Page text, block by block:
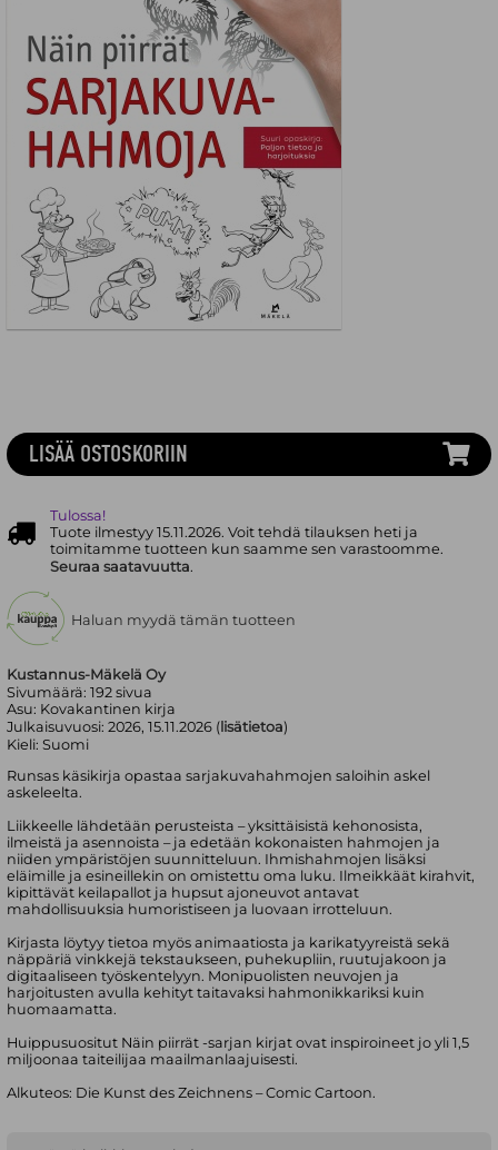
Kustannus-Mäkelä Oy
Sivumäärä:192 sivua
Asu: Kovakantinen kirja
Julkaisuvuosi:2026, 15.11.2026 ( lisätietoa)
Kieli:Suomi
Runsas käsikirja opastaa sarjakuvahahmojen saloihin askel
askeleelta.
Liikkeelle lähdetään perusteista – yksittäisistä kehonosista,
ilmeistä ja asennoista – ja edetään kokonaisten hahmojen ja
niiden ympäristöjen suunnitteluun. Ihmishahmojen lisäksi
eläimille ja esineillekin on omistettu oma luku. Ilmeikkäät kirahvit,
kipittävät keilapallot ja hupsut ajoneuvot antavat
mahdollisuuksia humoristiseen ja luovaan irrotteluun.
Kirjasta löytyy tietoa myös animaatiosta ja karikatyyreistä sekä
näppäriä vinkkejä tekstaukseen, puhekupliin, ruutujakoon ja
digitaaliseen työskentelyyn. Monipuolisten neuvojen ja
harjoitusten avulla kehityt taitavaksi hahmonikkariksi kuin
huomaamatta.
Huippusuositut Näin piirrät -sarjan kirjat ovat inspiroineet jo yli 1,5
miljoonaa taiteilijaa maailmanlaajuisesti.
Alkuteos: Die Kunst des Zeichnens – Comic Cartoon.
LISÄÄ OSTOSKORIIN
Tulossa!
Tuote ilmestyy 15.11.2026. Voit tehdä tilauksen heti ja
toimitamme tuotteen kun saamme sen varastoomme.
Seuraa saatavuutta.
Haluan myydä tämän tuotteen